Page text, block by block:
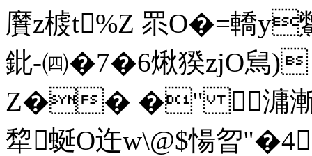
黂z榩t%Z 眔O�=轎y
鈚-㈣�7�6煍猤zjO舃
Z�� �" 滽漸
犂蜒O迕w\@$愓曶